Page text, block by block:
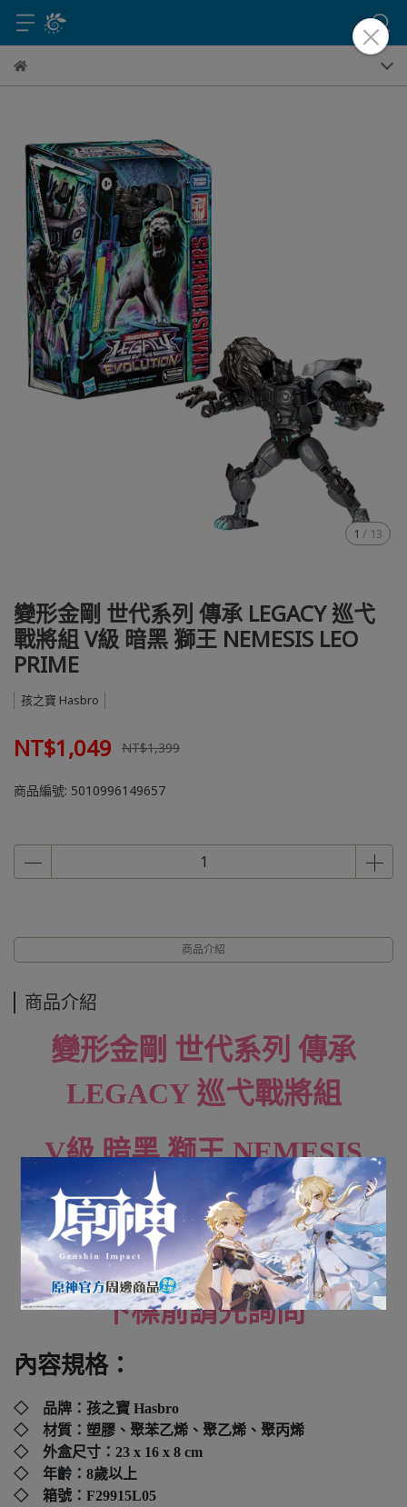
1 / 13
變形金剛 世代系列 傳承 LEGACY 巡弋
戰將組 V級 暗黑 獅王 NEMESIS LEO
PRIME
孩之寶 Hasbro
NT$1,049 NT$1,399
商品編號: 5010996149657
商品介紹
商品介紹
變形金剛 世代系列 傳承
LEGACY 巡弋戰將組
V級 暗黑 獅王 NEMESIS
LEO PRIME
全新未拆封
下標前請先詢問
內容規格：
◇ 品牌：孩之寶 Hasbro
◇ 材質：塑膠、聚苯乙烯、聚乙烯、聚丙烯
◇ 外盒尺寸：23 x 16 x 8 cm
◇ 年齡：8歲以上
◇ 箱號：F29915L05